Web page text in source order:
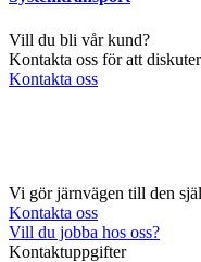
Vill du bli vår kund?
Kontakta oss för att
Kontakta oss
Vi gör järnvägen till den
Kontakta oss
Vill du jobba hos oss?
Kontaktuppgifter